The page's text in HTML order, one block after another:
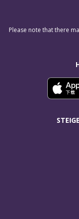
Please note that there